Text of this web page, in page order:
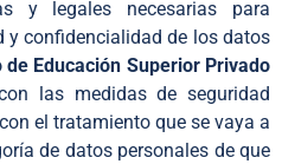
y legales necesarias para
y confidencialidad de los datos
de Educación Superior Privado
las medidas de seguridad
el tratamiento que se vaya a
de datos personales de que